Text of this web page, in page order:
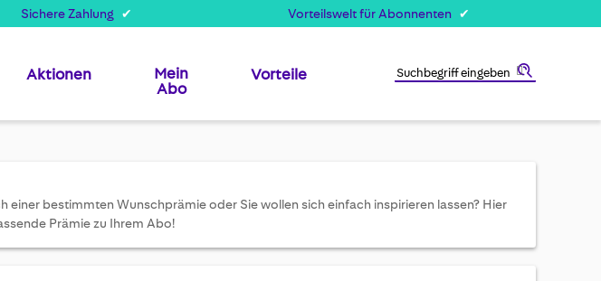
Sichere Zahlung Vorteilswelt für Abonnenten
Aktionen
Mein
Abo
Vorteile
einer bestimmten Wunschprämie oder Sie wollen sich einfach inspirieren lassen? Hier
Prämie zu Ihrem Abo!